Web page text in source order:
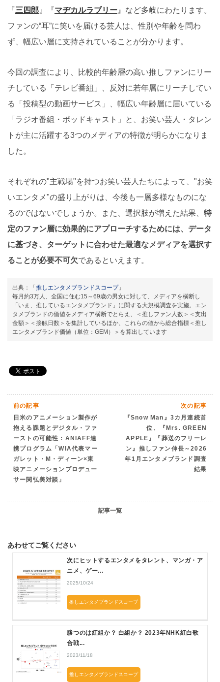
『 三四郎』『 マヂカルラブリー』など多岐にわたります。
ファンの“耳”に笑いを届ける芸人は、性別や年齢を問わ
ず、幅広い層に支持されていることが分かります。
今回の調査により、比較的年齢層の高い推しファンにリー
チしている「テレビ番組」、反対に若年層にリーチしてい
る「投稿型の動画サービス」、幅広い年齢層に届いている
「ラジオ番組・ポッドキャスト」と、お笑い芸人・タレン
トが主に活躍する3つのメディアの特徴が明らかになりま
した。
それぞれの"主戦場"を持つお笑い芸人たちによって、"お笑
いエンタメ"の盛り上がりは、今後も一層多様なものにな
るのではないでしょうか。また、選択肢が増えた結果、 特
定のファン層に効果的にアプローチするためには、データ
に基づき、ターゲットに合わせた最適なメディアを選択す
ることが必要不可欠であるといえます。
出典：「 推しエンタメブランドスコープ」
毎月約3万人、全国に住む15～69歳の男女に対して、メディアを横断し
「いま、推しているエンタメブランド」に関する大規模調査を実施。エン
タメブランドの価値をメディア横断でとらえ、＜推しファン人数＞＜支出
金額＞＜接触日数＞を集計しているほか、これらの値から総合指標＜推し
エンタメブランド価値（単位：GEM）＞を算出しています
前の記事
日米のアニメーション製作が
抱える課題とデジタル・ファ
ーストの可能性：ANIAFF連
携プログラム「WIA代表マー
ガレット・M・ディーン×東
映アニメーションプロデュー
サー関弘美対談」
次の記事
『Snow Man』3カ月連続首
位、『Mrs. GREEN
APPLE』『葬送のフリーレ
ン』推しファン伸長～2026
年1月エンタメブランド調査
結果
記事一覧
あわせてご覧ください
次にヒットするエンタメをタレント、マンガ・ア
ニメ、ゲー...
2025/10/24
推しエンタメブランドスコープ
勝つのは紅組か？ 白組か？ 2023年NHK紅白歌
合戦...
2023/11/18
推しエンタメブランドスコープ